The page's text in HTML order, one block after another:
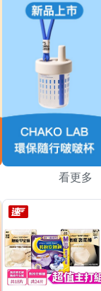
看更多